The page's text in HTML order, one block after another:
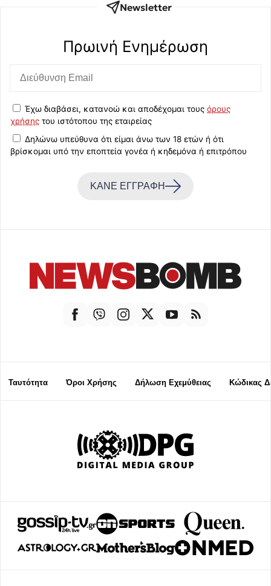
Newsletter
Πρωινή Eνημέρωση
Έχω διαβάσει, κατανοώ και αποδέχομαι τους όρους
χρήσης του ιστότοπου της εταιρείας
Δηλώνω υπεύθυνα ότι είμαι άνω των 18 ετών ή ότι
βρίσκομαι υπό την εποπτεία γονέα ή κηδεμόνα ή επιτρόπου
ΚΑΝΕ ΕΓΓΡΑΦΗ
Ταυτότητα Όροι Χρήσης Δήλωση Εχεμύθειας Κώδικας